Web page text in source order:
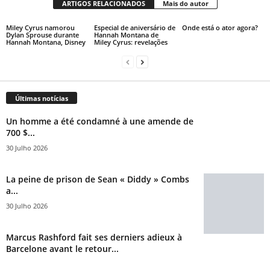
ARTIGOS RELACIONADOS Mais do autor
Miley Cyrus namorou
Dylan Sprouse durante
Hannah Montana, Disney
Especial de aniversário de
Hannah Montana de
Miley Cyrus: revelações
Onde está o ator agora?
Últimas notícias
Un homme a été condamné à une amende de
700 $...
30 Julho 2026
La peine de prison de Sean « Diddy » Combs
a...
30 Julho 2026
Marcus Rashford fait ses derniers adieux à
Barcelone avant le retour...